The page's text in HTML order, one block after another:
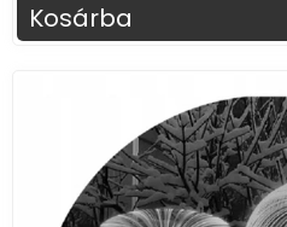
Kosárba